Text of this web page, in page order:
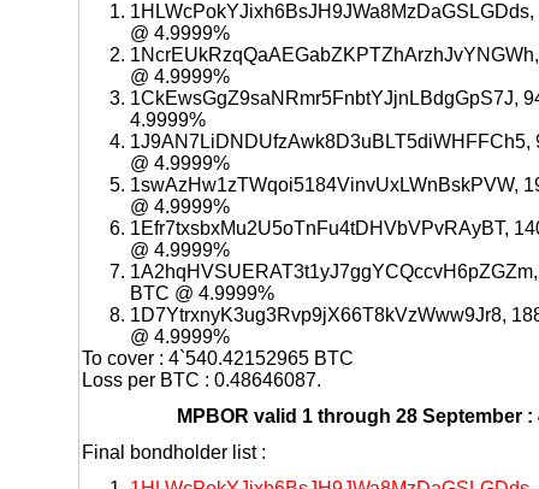
@ 4.9999%
@ 4.9999%
1CkEwsGgZ9saNRmr5FnbtYJjnLBdgGpS7J,
4.9999%
1J9AN7LiDNDUfzAwk8D3uBLT5diWHFFCh5,
@ 4.9999%
1swAzHw1zTWqoi5184VinvUxLWnBskPVW,
@ 4.9999%
1Efr7txsbxMu2U5oTnFu4tDHVbVPvRAyBT,
@ 4.9999%
BTC @ 4.9999%
1D7YtrxnyK3ug3Rvp9jX66T8kVzWww9Jr8,
@ 4.9999%
To cover : 4`540.42152965 BTC
Loss per BTC : 0.48646087.
MPBOR valid 1 through 28 September :
Final bondholder list :